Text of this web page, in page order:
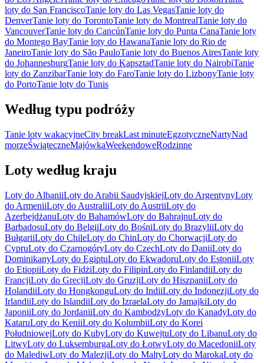
loty do San FranciscoTanie loty do Las VegasTanie loty do
DenverTanie loty do TorontoTanie loty do MontrealTanie loty do
VancouverTanie loty do CancúnTanie loty do Punta CanaTanie loty
do Montego BayTanie loty do HawanaTanie loty do Rio de
JaneiroTanie loty do São PauloTanie loty do Buenos AiresTanie loty
do JohannesburgTanie loty do KapsztadTanie loty do NairobiTanie
loty do ZanzibarTanie loty do FaroTanie loty do LizbonyTanie loty
do PortoTanie loty do Tunis
Według typu podróży
Tanie loty wakacyjneCity breakLast minuteEgzotyczneNartyNad
morzeŚwiąteczneMajówkaWeekendoweRodzinne
Loty według kraju
Loty do AlbaniiLoty do Arabii SaudyjskiejLoty do ArgentynyLoty
do ArmeniiLoty do AustraliiLoty do AustriiLoty do
AzerbejdżanuLoty do BahamówLoty do BahrajnuLoty do
BarbadosuLoty do BelgiiLoty do BośniLoty do BrazyliiLoty do
BułgariiLoty do ChileLoty do ChinLoty do ChorwacjiLoty do
CypruLoty do CzarnogóryLoty do CzechLoty do DaniiLoty do
DominikanyLoty do EgiptuLoty do EkwadoruLoty do EstoniiLoty
do EtiopiiLoty do FidżiLoty do FilipinLoty do FinlandiiLoty do
FrancjiLoty do GrecjiLoty do GruzjiLoty do HiszpaniiLoty do
HolandiiLoty do HongkonguLoty do IndiiLoty do IndonezjiLoty do
IrlandiiLoty do IslandiiLoty do IzraelaLoty do JamajkiLoty do
JaponiiLoty do JordaniiLoty do KambodżyLoty do KanadyLoty do
KataruLoty do KeniiLoty do KolumbiiLoty do Korei
PołudniowejLoty do KubyLoty do KuwejtuLoty do LibanuLoty do
LitwyLoty do LuksemburgaLoty do ŁotwyLoty do MacedoniiLoty
do MalediwLoty do MalezjiLoty do MaltyLoty do MarokaLoty do